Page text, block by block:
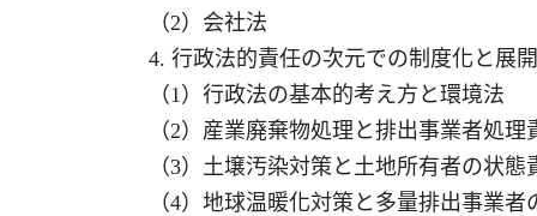
（2）会社法
4. 行政法的責任の次元での制度化と展開
（1）行政法の基本的考え方と環境法
（2）産業廃棄物処理と排出事業者処理
（3）土壌汚染対策と土地所有者の状態
（4）地球温暖化対策と多量排出事業者